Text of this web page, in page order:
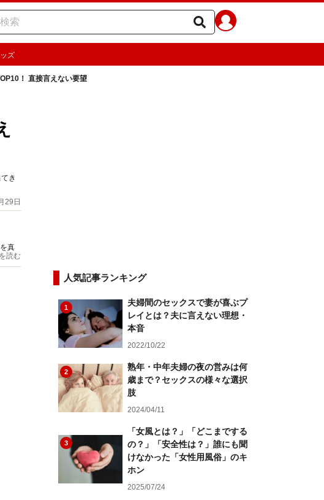
ズ
！ 直接言えない要望
き
29日
真
お悩
読む
人気記事ランキング
1
夫婦間のセックスで妻が喜ぶプ
レイとは？夫に言えない理想・
本音
2022/10/22
2
熟年・中年夫婦の夜の営みは何
歳まで？セックスの様々な選択
肢
2024/04/11
3
「女風とは？」「どこまでする
の？」「安全性は？」誰にも聞
けなかった「女性用風俗」のキ
ホン
2025/07/24